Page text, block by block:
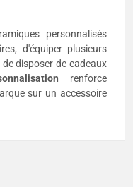
personnalisés
d'équiper plusieurs
disposer de cadeaux
renforce
sur un accessoire